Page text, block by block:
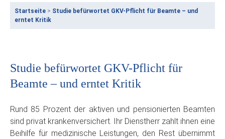
Startseite > Studie befürwortet GKV-Pflicht für Beamte – und
erntet Kritik
Studie befürwortet GKV-Pflicht für
Beamte – und erntet Kritik
Rund 85 Prozent der aktiven und pensionierten Beamten
sind privat krankenversichert. Ihr Dienstherr zahlt ihnen eine
Beihilfe für medizinische Leistungen, den Rest übernimmt